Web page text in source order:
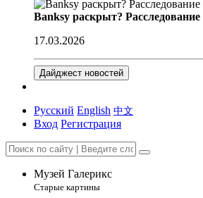
Banksy раскрыт?
17.03.2026
Дайджест новостей
Русский English 中文
Вход Регистрация
Музей Галерикс
Старые картины